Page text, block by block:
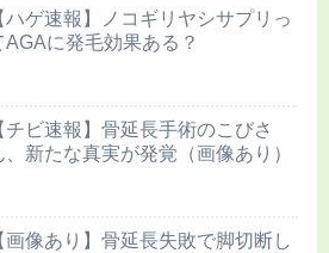
ハゲ速報】ノコギリヤシサプリっ
AGAに発毛効果ある？
チビ速報】骨延長手術のこびさ
、新たな真実が発覚（画像あり）
画像あり】骨延長失敗で脚切断し